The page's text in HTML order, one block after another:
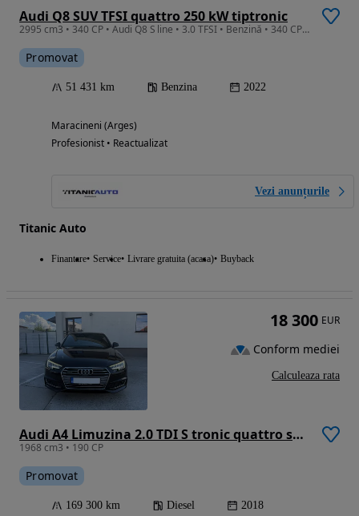
Audi Q8 SUV TFSI quattro 250 kW tiptronic
2995 cm3 • 340 CP • Audi Q8 S line • 3.0 TFSI • Benzină • 340 CP • quattro • Automat
Promovat
51 431 km Benzina 2022
Maracineni (Arges)
Profesionist • Reactualizat
Vezi anunțurile
Titanic Auto
Finantare Service Livrare gratuita (acasa) Buyback
Audi A4 Limuzina 2.0 TDI S tronic quattro sport
1968 cm3 • 190 CP
Promovat
169 300 km Diesel 2018
18 300 EUR
Conform mediei
Calculeaza rata